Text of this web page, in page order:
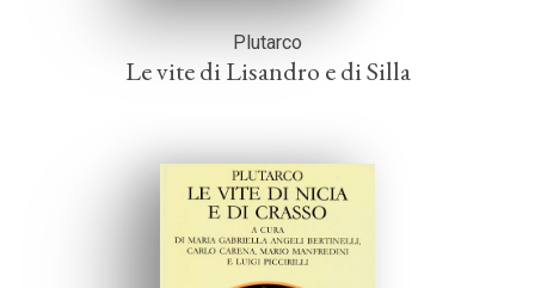
Plutarco
Le vite di Lisandro e di Silla